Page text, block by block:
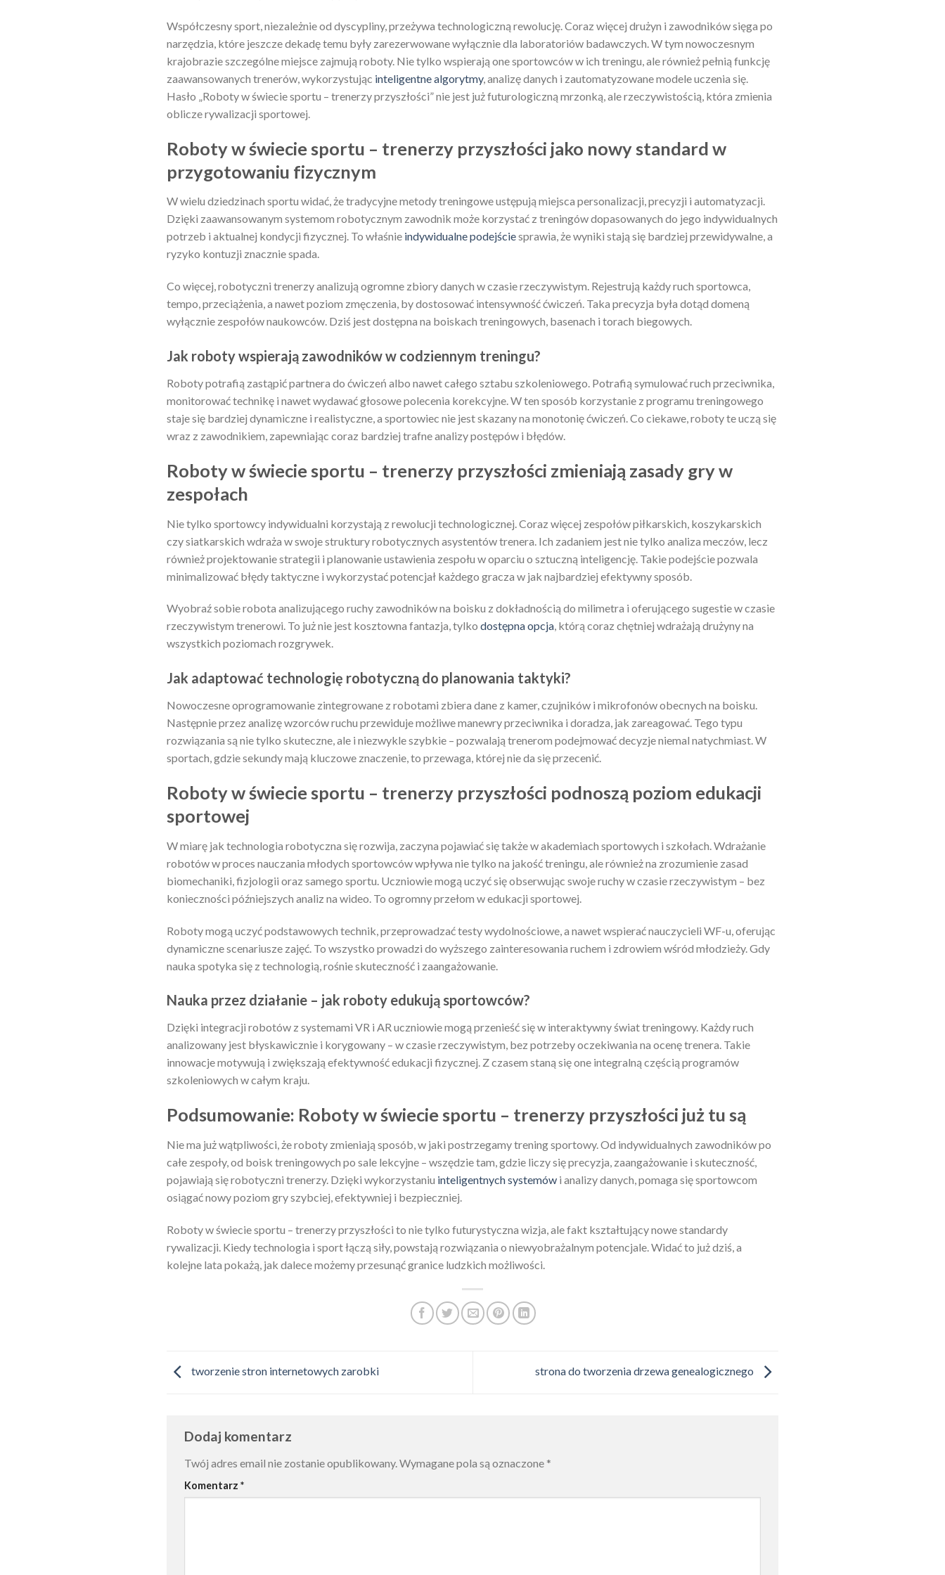
Współczesny sport, niezależnie od dyscypliny, przeżywa technologiczną rewolucję. Coraz więcej drużyn i zawodników sięga po
narzędzia, które jeszcze dekadę temu były zarezerwowane wyłącznie dla laboratoriów badawczych. W tym nowoczesnym
krajobrazie szczególne miejsce zajmują roboty. Nie tylko wspierają one sportowców w ich treningu, ale również pełnią funkcję
zaawansowanych trenerów, wykorzystując inteligentne algorytmy, analizę danych i zautomatyzowane modele uczenia się.
Hasło „Roboty w świecie sportu – trenerzy przyszłości” nie jest już futurologiczną mrzonką, ale rzeczywistością, która zmienia
oblicze rywalizacji sportowej.
Roboty w świecie sportu – trenerzy przyszłości jako nowy standard w
przygotowaniu fizycznym
W wielu dziedzinach sportu widać, że tradycyjne metody treningowe ustępują miejsca personalizacji, precyzji i automatyzacji.
Dzięki zaawansowanym systemom robotycznym zawodnik może korzystać z treningów dopasowanych do jego indywidualnych
potrzeb i aktualnej kondycji fizycznej. To właśnie indywidualne podejściesprawia, że wyniki stają się bardziej przewidywalne, a
ryzyko kontuzji znacznie spada.
Co więcej, robotyczni trenerzy analizują ogromne zbiory danych w czasie rzeczywistym. Rejestrują każdy ruch sportowca,
tempo, przeciążenia, a nawet poziom zmęczenia, by dostosować intensywność ćwiczeń. Taka precyzja była dotąd domeną
wyłącznie zespołów naukowców. Dziś jest dostępna na boiskach treningowych, basenach i torach biegowych.
Jak roboty wspierają zawodników w codziennym treningu?
Roboty potrafią zastąpić partnera do ćwiczeń albo nawet całego sztabu szkoleniowego. Potrafią symulować ruch przeciwnika,
monitorować technikę i nawet wydawać głosowe polecenia korekcyjne. W ten sposób korzystanie z programu treningowego
staje się bardziej dynamiczne i realistyczne, a sportowiec nie jest skazany na monotonię ćwiczeń. Co ciekawe, roboty te uczą się
wraz z zawodnikiem, zapewniając coraz bardziej trafne analizy postępów i błędów.
Roboty w świecie sportu – trenerzy przyszłości zmieniają zasady gry w
zespołach
Nie tylko sportowcy indywidualni korzystają z rewolucji technologicznej. Coraz więcej zespołów piłkarskich, koszykarskich
czy siatkarskich wdraża w swoje struktury robotycznych asystentów trenera. Ich zadaniem jest nie tylko analiza meczów, lecz
również projektowanie strategii i planowanie ustawienia zespołu w oparciu o sztuczną inteligencję. Takie podejście pozwala
minimalizować błędy taktyczne i wykorzystać potencjał każdego gracza w jak najbardziej efektywny sposób.
Wyobraź sobie robota analizującego ruchy zawodników na boisku z dokładnością do milimetra i oferującego sugestie w czasie
rzeczywistym trenerowi. To już nie jest kosztowna fantazja, tylko dostępna opcja, którą coraz chętniej wdrażają drużyny na
wszystkich poziomach rozgrywek.
Jak adaptować technologię robotyczną do planowania taktyki?
Nowoczesne oprogramowanie zintegrowane z robotami zbiera dane z kamer, czujników i mikrofonów obecnych na boisku.
Następnie przez analizę wzorców ruchu przewiduje możliwe manewry przeciwnika i doradza, jak zareagować. Tego typu
rozwiązania są nie tylko skuteczne, ale i niezwykle szybkie – pozwalają trenerom podejmować decyzje niemal natychmiast. W
sportach, gdzie sekundy mają kluczowe znaczenie, to przewaga, której nie da się przecenić.
Roboty w świecie sportu – trenerzy przyszłości podnoszą poziom edukacji
sportowej
W miarę jak technologia robotyczna się rozwija, zaczyna pojawiać się także w akademiach sportowych i szkołach. Wdrażanie
robotów w proces nauczania młodych sportowców wpływa nie tylko na jakość treningu, ale również na zrozumienie zasad
biomechaniki, fizjologii oraz samego sportu. Uczniowie mogą uczyć się obserwując swoje ruchy w czasie rzeczywistym – bez
konieczności późniejszych analiz na wideo. To ogromny przełom w edukacji sportowej.
Roboty mogą uczyć podstawowych technik, przeprowadzać testy wydolnościowe, a nawet wspierać nauczycieli WF-u, oferując
dynamiczne scenariusze zajęć. To wszystko prowadzi do wyższego zainteresowania ruchem i zdrowiem wśród młodzieży. Gdy
nauka spotyka się z technologią, rośnie skuteczność i zaangażowanie.
Nauka przez działanie – jak roboty edukują sportowców?
Dzięki integracji robotów z systemami VR i AR uczniowie mogą przenieść się w interaktywny świat treningowy. Każdy ruch
analizowany jest błyskawicznie i korygowany – w czasie rzeczywistym, bez potrzeby oczekiwania na ocenę trenera. Takie
innowacje motywują i zwiększają efektywność edukacji fizycznej. Z czasem staną się one integralną częścią programów
szkoleniowych w całym kraju.
Podsumowanie: Roboty w świecie sportu – trenerzy przyszłości już tu są
Nie ma już wątpliwości, że roboty zmieniają sposób, w jaki postrzegamy trening sportowy. Od indywidualnych zawodników po
całe zespoły, od boisk treningowych po sale lekcyjne – wszędzie tam, gdzie liczy się precyzja, zaangażowanie i skuteczność,
pojawiają się robotyczni trenerzy. Dzięki wykorzystaniu inteligentnych systemów i analizy danych, pomaga się sportowcom
osiągać nowy poziom gry szybciej, efektywniej i bezpieczniej.
Roboty w świecie sportu – trenerzy przyszłości to nie tylko futurystyczna wizja, ale fakt kształtujący nowe standardy
rywalizacji. Kiedy technologia i sport łączą siły, powstają rozwiązania o niewyobrażalnym potencjale. Widać to już dziś, a
kolejne lata pokażą, jak dalece możemy przesunąć granice ludzkich możliwości.
tworzenie stron internetowych zarobki strona do tworzenia drzewa genealogicznego
Dodaj komentarz
Twój adres email nie zostanie opublikowany. Wymagane pola są oznaczone *
Komentarz *